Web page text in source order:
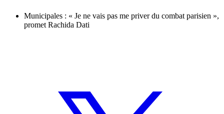
Municipales : « Je ne vais pas me priver du combat parisien »,
promet Rachida Dati